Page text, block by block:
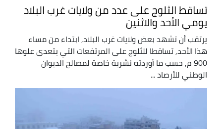
تساقط الثلوج على عدد من ولايات غرب البلاد
يومي الأحد والاثنين
يرتقب أن تشهد بعض ولايات غرب البلاد, ابتداء من مساء
هذا الأحد, تساقطا للثلوج على المرتفعات التي يتعدى علوها
900 م, حسب ما أوردته نشرية خاصة لمصالح الديوان
الوطني للأرصاد ...